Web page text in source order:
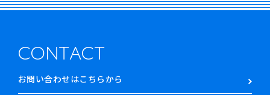
CONTACT
お問い合わせはこちらから